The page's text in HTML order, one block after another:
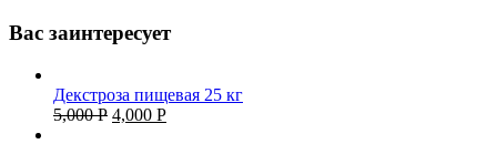
Вас заинтересует
Декстроза пищевая 25 кг
5,000Р 4,000 Р